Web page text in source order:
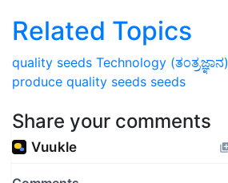
Related Topics
quality seeds Technology (ತಂತ್ರಜ್ಞಾನ)
produce quality seeds seeds
Share your comments